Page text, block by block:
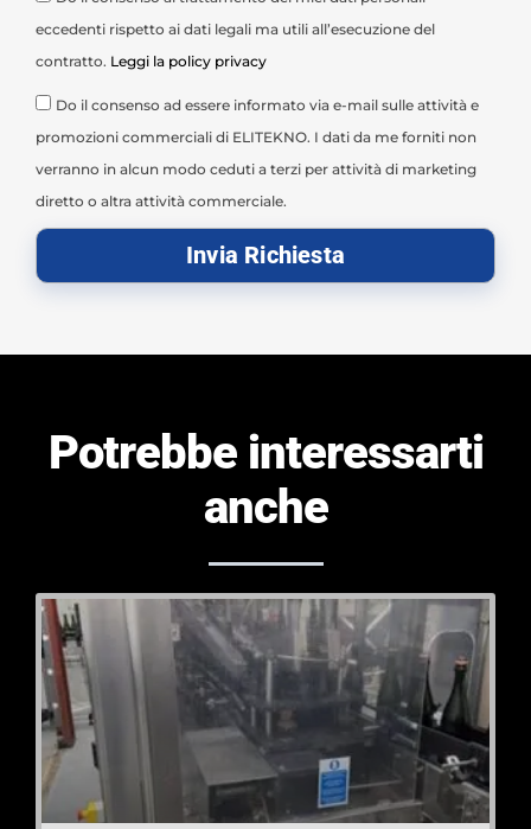
eccedenti rispetto ai dati legali ma utili all’esecuzione del
contratto. Leggi la policy privacy
Do il consenso ad essere informato via e-mail sulle attività e
promozioni commerciali di ELITEKNO. I dati da me forniti non
verranno in alcun modo ceduti a terzi per attività di marketing
diretto o altra attività commerciale.
Invia Richiesta
Potrebbe interessarti
anche